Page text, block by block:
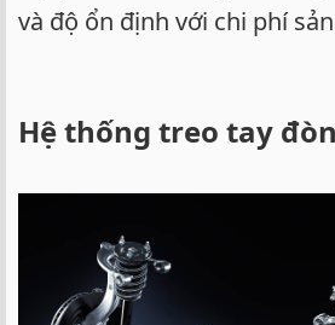
và độ ổn định với chi phí
Hệ thống treo tay